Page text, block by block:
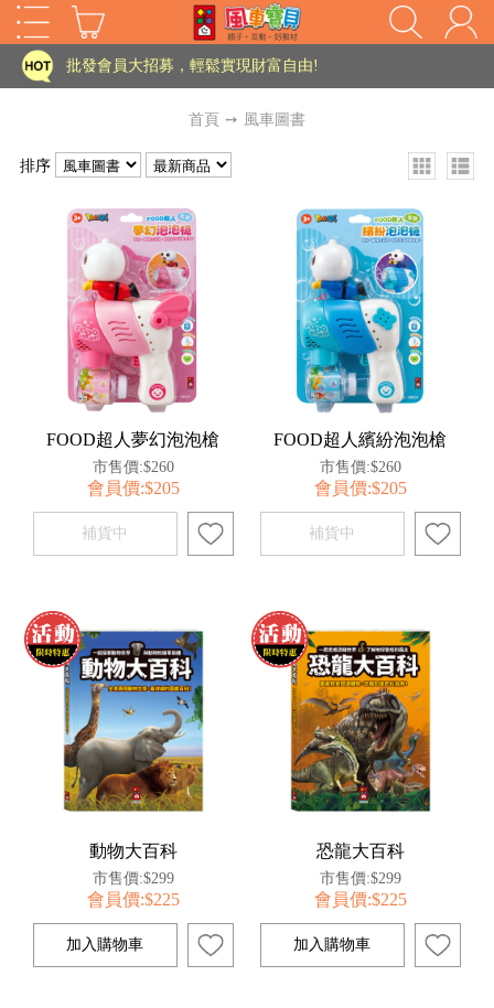
HOT
家長樂了!「風車書版集團暨FOOD超人企業總部」目前正興建中!
批發會員大招募，輕鬆實現財富自由!
老師您好!!幼教會員火熱招募中~
批發會員大招募，輕鬆實現財富自由!
老師您好!!幼教會員火熱招募中~
海外購物免煩惱！點我查看『海外購物流程說明』
首頁 ➙ 風車圖書
排序
FOOD超人夢幻泡泡槍
市售價:$260
會員價:$205
FOOD超人繽紛泡泡槍
市售價:$260
會員價:$205
動物大百科
市售價:$299
會員價:$225
恐龍大百科
市售價:$299
會員價:$225